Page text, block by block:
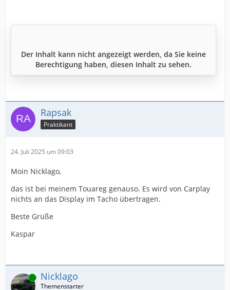
Der Inhalt kann nicht angezeigt werden, da Sie keine
Berechtigung haben, diesen Inhalt zu sehen.
Rapsak
Praktikant
24. Juli 2025 um 09:03
Moin Nicklago,
das ist bei meinem Touareg genauso. Es wird von Carplay
nichts an das Display im Tacho übertragen.
Beste Grüße
Kaspar
Online Nicklago